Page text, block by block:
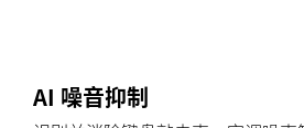
AI 噪音抑制